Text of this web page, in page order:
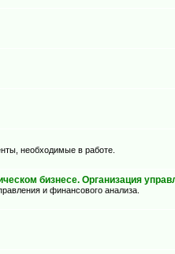
необходимые в работе.
бизнесе. Организация
и финансового анализа.